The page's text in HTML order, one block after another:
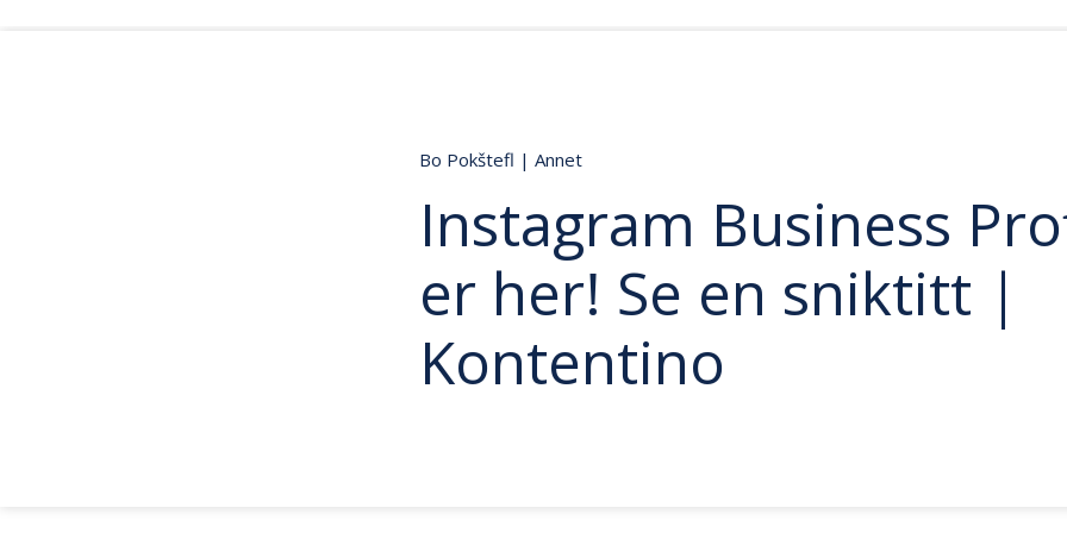
Bo Pokštefl | Annet
Instagram Business
er her! Se en sniktitt |
Kontentino